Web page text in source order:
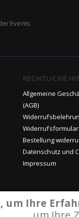
um Ihre
Events
RECHTLICHE
Allgemeine
(AGB)
Widerrufsformular
Bestellung
Datenschutz und
Impressum